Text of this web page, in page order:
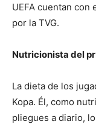
UEFA cuentan
por la TVG.
Nutricionista del
La dieta de los
Kopa. Él, como
pliegues a diario,